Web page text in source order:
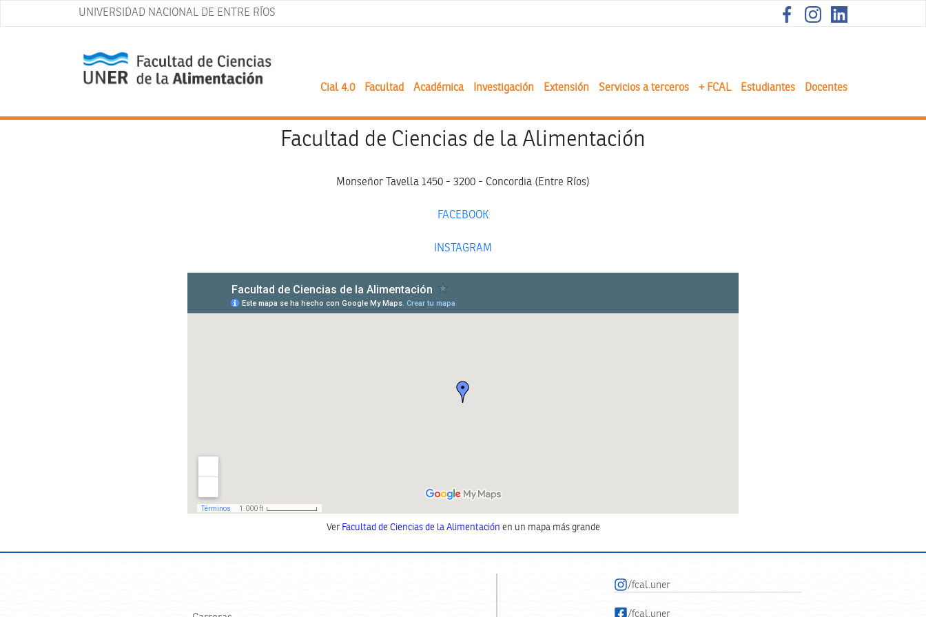
UNIVERSIDAD NACIONAL DE ENTRE RÍOS
Cial 4.0 Facultad Académica Investigación Extensión Servicios a terceros + FCAL Estudiantes Docentes
Facultad de Ciencias de la Alimentación
Monseñor Tavella 1450 - 3200 - Concordia (Entre Ríos)
FACEBOOK
INSTAGRAM
Ver Facultad de Ciencias de la Alimentación en un mapa más grande
/fcal.uner
/fcal.uner